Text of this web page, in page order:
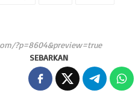
?p=8604&preview=true
SEBARKAN